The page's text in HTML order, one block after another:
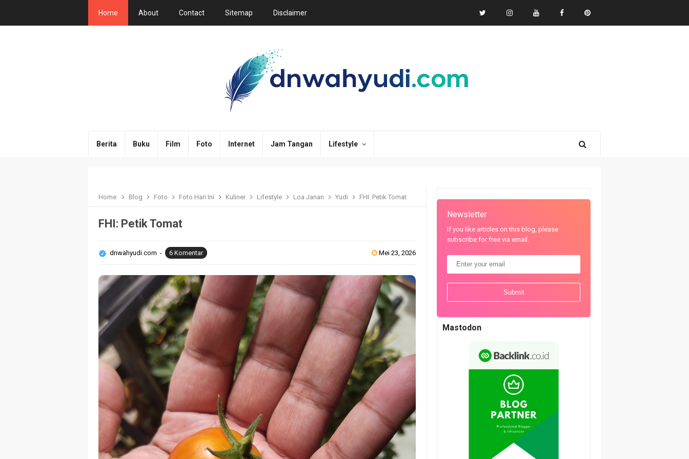
Home About Contact Sitemap Disclaimer
Berita Buku Film Foto Internet Jam Tangan Lifestyle
Home Blog Foto Foto Hari Ini Kuliner Lifestyle Loa Janan Yudi FHI: Petik Tomat
FHI: Petik Tomat
dnwahyudi.com Mei 23, 2026
6 Komentar
Newsletter
If you like articles on this blog, please
subscribe for free via email.
Mastodon